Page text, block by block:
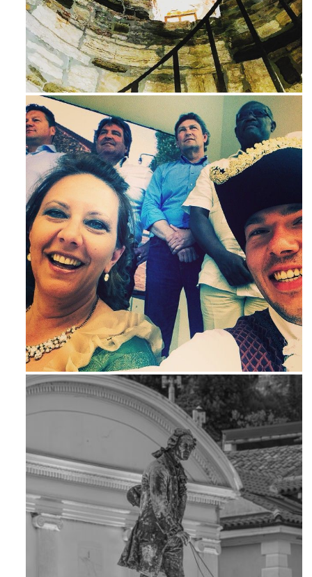
Ago 3
Mag 23